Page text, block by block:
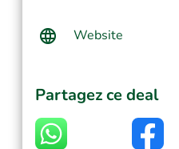
Website
Partagez ce deal